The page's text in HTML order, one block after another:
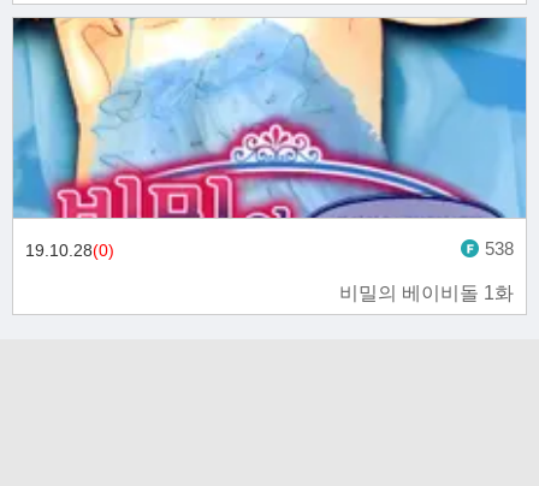
비밀의 베이비돌 1화
19.10.28(0) 538